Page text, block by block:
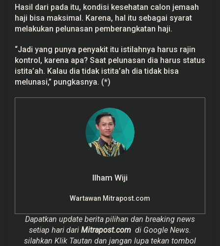
Hasil dari pada itu, kondisi kesehatan calon jemaah
haji bisa maksimal. Karena, hal itu sebagai syarat
melakukan pelunasan pemberangkatan haji.
“Jadi yang punya penyakit itu istilahnya harus rajin
kontrol, karena apa? Saat pelunasan dia harus status
istita’ah. Kalau dia tidak istita’ah dia tidak bisa
melunasi,” pungkasnya. (*)
Ilham Wiji
Wartawan Mitrapost.com
Dapatkan update berita pilihan dan breaking news
setiap hari dari Mitrapost.com di Google News.
silahkan Klik Tautan dan jangan lupa tekan tombol